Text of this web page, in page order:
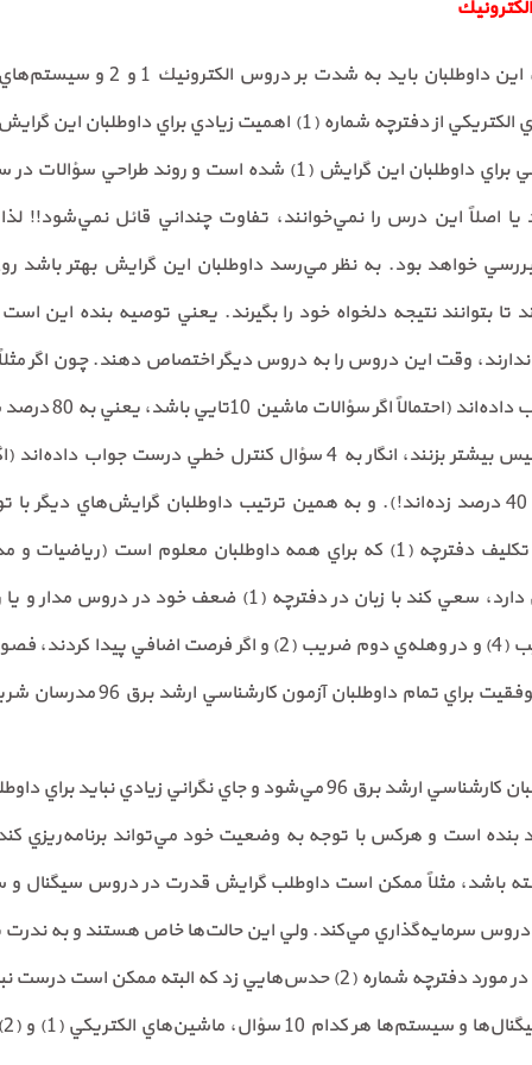
با توجه به توضيحات بخش قبل، اين
دروس، دروس رياضيات و مدارهاي الكتريكي از دفترچه شماره (1) اهميت
به اين كه ضريب درس كنترل خطي براي داوطلبان اين گرايش (1) شده
اصلاً اين درس را نمي‌خوانند، تفاوت چنداني قائل نمي‌شود!!
بررسي خواهد بود. به نظر مي‌رسد داوطلبان اين گرايش بهتر
تا بتوانند نتيجه دلخواه خود را بگيرند. يعني توصيه بنده اين
بزنند، انگار به 8
سؤالي باشد، انگار كنترل خطي را 40 درصد زده‌اند!). و به همين ترتيب داوطلبان
دروس، برنامه‌ريزي مدوني كنند. تكليف دفترچه (1) كه براي همه داوطلبان
گرفته شود و اگر كسي زبان خوبي دارد، سعي كند با زبان در
شماره (2) تسلط براي دروس ضريب (4) و در وهله‌ي دوم ضريب (2) و
(1) را بخوانند. در پايان با آرزوي
بنده است و هركس با توجه به وضعيت خود مي‌تواند
باشد، مثلاً ممكن است داوطلب گرايش قدرت در دروس سيگنال
دروس سرمايه‌گذاري مي‌كند. ولي اين حالت‌ها خاص هستند و به
زد كه البته ممكن است درست نباشد: